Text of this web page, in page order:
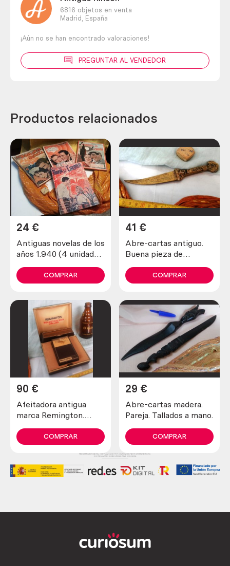
6816 objetos en venta
Madrid,
España
¡Aún no se han encontrado valoraciones!
PREGUNTAR AL VENDEDOR
Productos relacionados
Antiguas novelas de los
años 1.940 (4 unidades
24 €
COMPRAR
Abre-cartas antiguo.
Buena pieza de
41 €
COMPRAR
Afeitadora antigua
marca Remington.
colección
90 €
COMPRAR
Abre-cartas madera.
Pareja. Tallados a mano.
29 €
COMPRAR